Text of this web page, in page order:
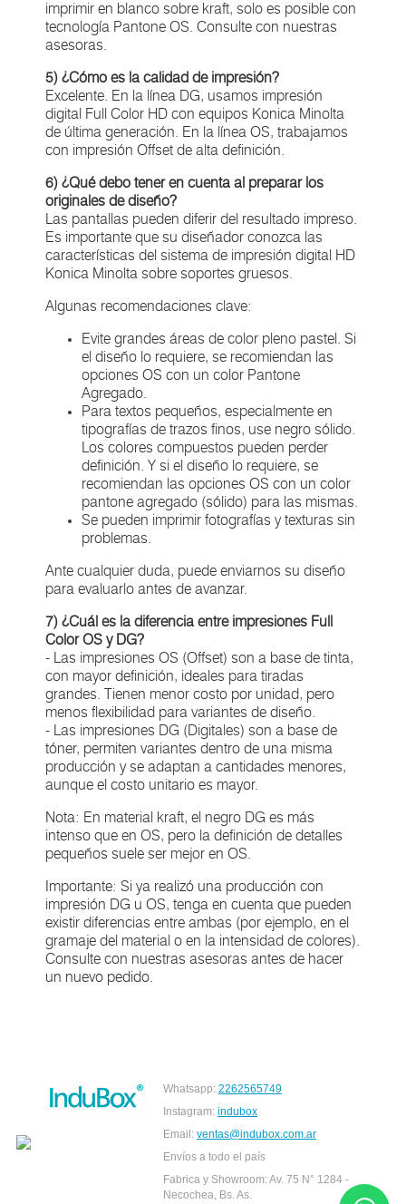
imprimir en blanco sobre kraft, solo es posible con
tecnología Pantone OS. Consulte con nuestras
asesoras.
5) ¿Cómo es la calidad de impresión?
Excelente. En la línea DG, usamos impresión
digital Full Color HD con equipos Konica Minolta
de última generación. En la línea OS, trabajamos
con impresión Offset de alta definición.
6) ¿Qué debo tener en cuenta al preparar los
originales de diseño?
Las pantallas pueden diferir del resultado impreso.
Es importante que su diseñador conozca las
características del sistema de impresión digital HD
Konica Minolta sobre soportes gruesos.
Algunas recomendaciones clave:
Evite grandes áreas de color pleno pastel. Si
el diseño lo requiere, se recomiendan las
opciones OS con un color Pantone
Agregado.
Para textos pequeños, especialmente en
tipografías de trazos finos, use negro sólido.
Los colores compuestos pueden perder
definición. Y si el diseño lo requiere, se
recomiendan las opciones OS con un color
pantone agregado (sólido) para las mismas.
Se pueden imprimir fotografías y texturas sin
problemas.
Ante cualquier duda, puede enviarnos su diseño
para evaluarlo antes de avanzar.
7) ¿Cuál es la diferencia entre impresiones Full
Color OS y DG?
- Las impresiones OS (Offset) son a base de tinta,
con mayor definición, ideales para tiradas
grandes. Tienen menor costo por unidad, pero
menos flexibilidad para variantes de diseño.
- Las impresiones DG (Digitales) son a base de
tóner, permiten variantes dentro de una misma
producción y se adaptan a cantidades menores,
aunque el costo unitario es mayor.
Nota: En material kraft, el negro DG es más
intenso que en OS, pero la definición de detalles
pequeños suele ser mejor en OS.
Importante: Si ya realizó una producción con
impresión DG u OS, tenga en cuenta que pueden
existir diferencias entre ambas (por ejemplo, en el
gramaje del material o en la intensidad de colores).
Consulte con nuestras asesoras antes de hacer
un nuevo pedido.
Whatsapp: 2262565749
Instagram: indubox
Email: ventas@indubox.com.ar
Envíos a todo el país
Fabrica y Showroom: Av. 75 N° 1284 -
Necochea, Bs. As.